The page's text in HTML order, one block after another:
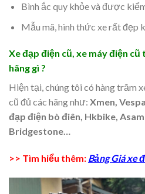
Bình ắc quy khỏe và được
Mẫu mã, hình thức xe rất đẹp
Xe đạp điện cũ, xe máy điện
hãng gì ?
Hiện tại, chúng tôi có hàng trăm
cũ đủ các hãng như: Xmen,
đạp điện bò điên, Hkbike,
Bridgestone…
>> Tìm hiểu thêm: Bảng Giá xe